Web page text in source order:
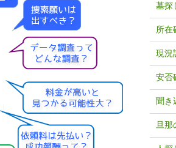
墓探
所在
現況
安否
聞き
旦